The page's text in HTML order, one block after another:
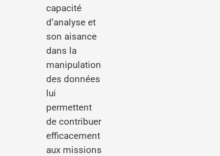
capacité
d’analyse et
son aisance
dans la
manipulation
des données
lui
permettent
de contribuer
efficacement
aux missions